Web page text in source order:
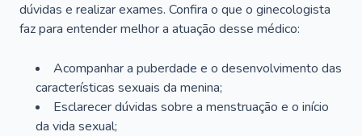
dúvidas e realizar exames. Confira o que o ginecologista
faz para entender melhor a atuação desse médico:
Acompanhar a puberdade e o desenvolvimento das
características sexuais da menina;
Esclarecer dúvidas sobre a menstruação e o início
da vida sexual;